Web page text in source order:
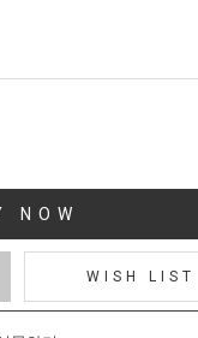
NOW
WISH LIST